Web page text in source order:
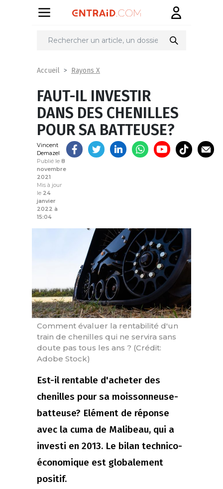
Partager
Accueil Rayons X
FAUT-IL INVESTIR
DANS DES CHENILLES
POUR SA BATTEUSE?
Vincent
Demazel
Publié le 8
novembre
2021
Mis à jour
le 24
janvier
2022 à
15:04
Comment évaluer la rentabilité d'un
train de chenilles qui ne servira sans
doute pas tous les ans ? (Crédit:
Adobe Stock)
Est-il rentable d'acheter des
chenilles pour sa moissonneuse-
batteuse? Elément de réponse
avec la cuma de Malibeau, qui a
investi en 2013. Le bilan technico-
économique est globalement
positif.